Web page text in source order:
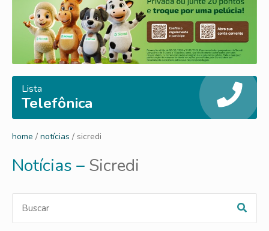
Lista
Telefônica
home / notícias / sicredi
Notícias – Sicredi